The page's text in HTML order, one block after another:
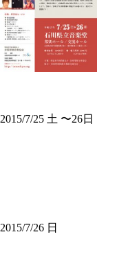
2015/7/25 土 〜26日
2015/7/26 日